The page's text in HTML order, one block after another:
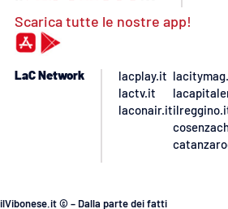
Scarica tutte le nostre app!
LaC Network
lacplay.it
lactv.it
laconair.it
ilVibonese.it © – Dalla parte dei fatti